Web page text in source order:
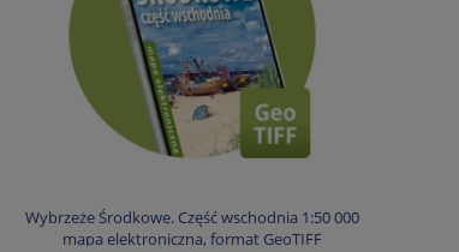
Wybrzeże Środkowe. Część wschodnia 1:50 000
mapa elektroniczna, format GeoTIFF